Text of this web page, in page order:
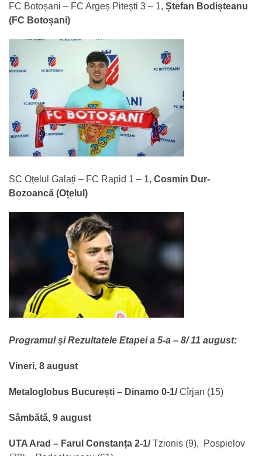
FC Botoșani – FC Argeș Pitești 3 – 1, Ștefan Bodișteanu
(FC Botoșani)
SC Oțelul Galați – FC Rapid 1 – 1, Cosmin Dur-
Bozoancă (Oțelul)
Programul și Rezultatele Etapei a 5-a – 8/ 11 august:
Vineri, 8 august
Metaloglobus București – Dinamo 0-1/Cîrjan (15)
Sâmbătă, 9 august
UTA Arad – Farul Constanța 2-1/Tzionis (9), Pospielov